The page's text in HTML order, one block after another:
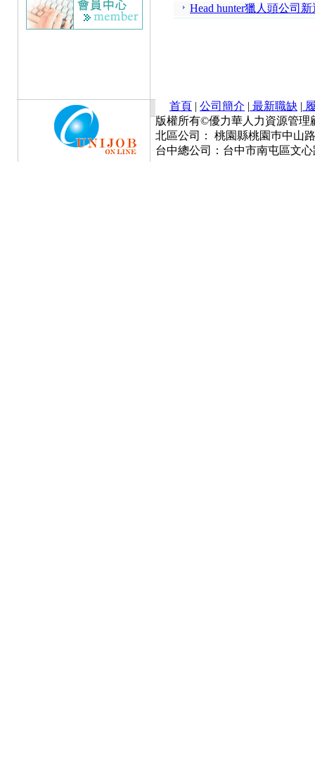
Head hunter獵人頭公司
首頁 | 公司簡介 | 最新職缺 |
版權所有©優力華人力資源管理
北區公司： 桃園縣桃園巿中山
台中總公司：台中市南屯區文